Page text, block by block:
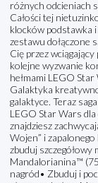
różnych odcieniach
Całości tej
klocków podstawka
zestawu dołączone
Cię przez
kolejne wyzwanie
hełmami LEGO
Galaktyka
galaktyce. Teraz
LEGO Star Wars
znajdziesz
Wojen” i
zbuduj
Mandalorianina™
nagród• Zbuduj i